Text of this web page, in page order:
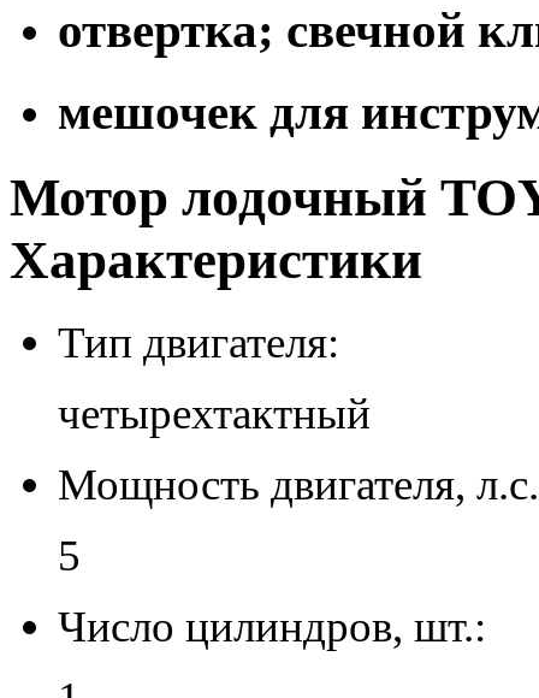
отвертка; свечной
мешочек для
Мотор лодочный
Характеристики
Тип двигателя:
четырехтактный
Мощность двигателя,
5
Число цилиндров, шт.: